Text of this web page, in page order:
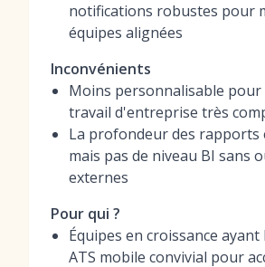
notifications robustes pour
équipes alignées
Inconvénients
Moins personnalisable pour
travail d'entreprise très
La profondeur des rapports
mais pas de niveau BI sans
externes
Pour qui ?
Équipes en croissance
ATS mobile convivial pour